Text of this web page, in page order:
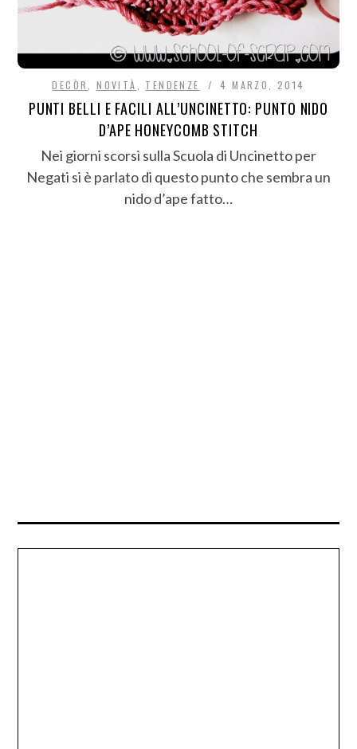
DECÒR ,NOVITÀ TENDENZE 4 MARZO, 2014
PUNTI BELLI E FACILI ALL’UNCINETTO: PUNTO NIDO
D’APE HONEYCOMB STITCH
Nei giorni scorsi sulla Scuola di Uncinetto per
Negati si è parlato di questo punto che sembra un
nido d’ape fatto…